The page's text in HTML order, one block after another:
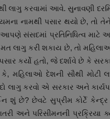
કરવામાં આવે. સુનાવણી
નામથી પસાર થયો છે,
સંસદમાં પ્રતિનિધિત્વ
લાગુ કરી શકાય છે, તો
કર્યો હતો, જે દર્શાવે છે કે
મહિલાઓ દેશની સૌથી મોટી
લાગુ કરવો એ સરકાર અને
શું છે? છેવટે સુપ્રીમ કોર્ટે
અને પરિસીમનની